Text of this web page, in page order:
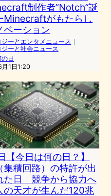
制作者”Notch”誕
Minecraftがもたらし
ベーション
ジーとエンタメニュース ｜
ジーと社会ニュース
日
1日1:20
【今日は何の日？】
集積回路）の特許が出
た日」競争から協力へ
の天才が生んだ120兆